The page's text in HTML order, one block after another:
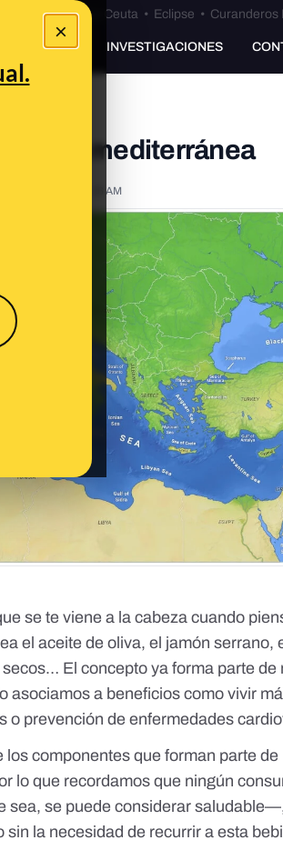
×
Ceuta•Bulos Ceuta • Eclipse • Curanderos
PREBUNKING INVESTIGACIONES
dieta mediterránea
Feb 2, 2022, 9:11:16 AM
se te viene a la cabeza cuando
el aceite de oliva, el jamón serrano,
El concepto ya forma parte de
asociamos a beneficios comovivir
o prevención de enfermedades
los componentes que forman parte de
lo que recordamos que ningún
sea, se puede considerar
la necesidad de recurrir a esta